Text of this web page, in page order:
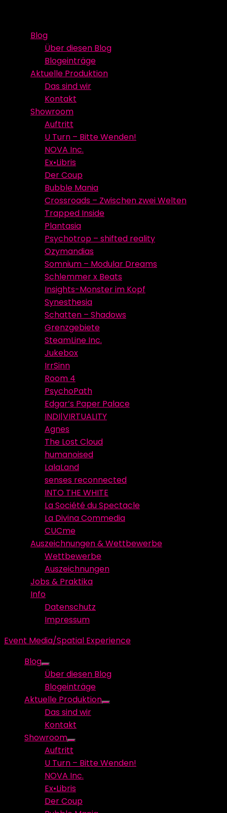
contentBlog
Über diesen Blog
Blogeinträge
Aktuelle Produktion
Das sind wir
Kontakt
Showroom
Auftritt
U Turn – Bitte Wenden!
NOVA Inc.
Ex•Libris
Der Coup
Bubble Mania
Crossroads – Zwischen zwei Welten
Trapped Inside
Plantasia
Psychotrop – shifted reality
Ozymandias
Somnium – Modular Dreams
Schlemmer x Beats
Insights-Monster im Kopf
Synesthesia
Schatten – Shadows
Grenzgebiete
SteamLine Inc.
Jukebox
IrrSinn
Room 4
PsychoPath
Edgar’s Paper Palace
INDI|VIRTUALITY
Agnes
The Lost Cloud
humanoised
LalaLand
senses reconnected
INTO THE WHITE
La Société du Spectacle
La Divina Commedia
CUCme
Auszeichnungen & Wettbewerbe
Wettbewerbe
Auszeichnungen
Jobs & Praktika
Info
Datenschutz
Impressum
Event Media/Spatial Experience
Blog
Show
sub
menu
Über diesen Blog
Blogeinträge
Aktuelle Produktion
Show
Das sind wir
Kontakt
Showroom
Show
sub
menu
Auftritt
U Turn – Bitte Wenden!
NOVA Inc.
Ex•Libris
Der Coup